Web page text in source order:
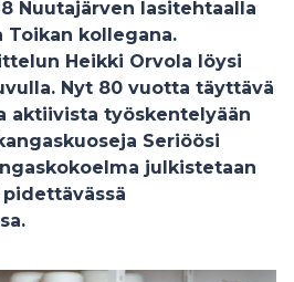
Nuutajärven lasitehtaalla
Toikan kollegana.
Heikki Orvola löysi
Nyt 80 vuotta täyttävä
aktiivista työskentelyään
Seriöösi
julkistetaan